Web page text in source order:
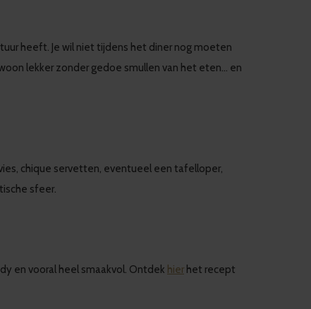
heeft. Je wil niet tijdens het diner nog moeten
lekker zonder gedoe smullen van het eten… en
chique servetten, eventueel een tafelloper,
sfeer.
en vooral heel smaakvol. Ontdek hier het recept